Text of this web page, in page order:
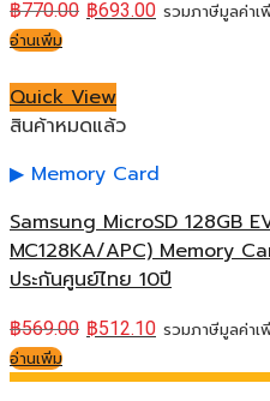
฿770.00 ฿693.00 รวมภาษีมูลค่าเ
อ่านเพิ่ม
Quick View
สินค้าหมดแล้ว
Memory Card
Samsung MicroSD 128GB
MC128KA/APC) Memory
ประกันศูนย์ไทย 10ปี
฿569.00 ฿512.10 รวมภาษีมูลค่าเ
อ่านเพิ่ม